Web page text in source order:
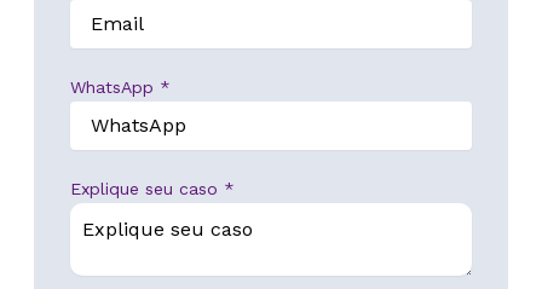
m
i
WhatsApp *
Explique seu caso *